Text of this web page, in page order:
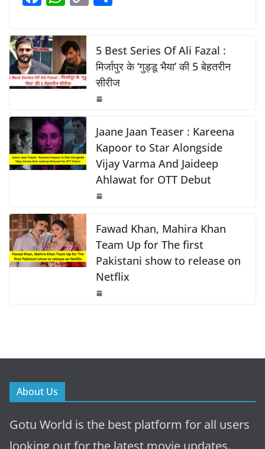
o
k
p k
c
e
b
o
o
k
at
s
A
p
p
y
Li
n
k
e
5 Best Series Of Ali Fazal :
मिर्जापुर के ‘गुड्डू भैया’ की 5 बेहतरीन
सीरीज
Jaane Jaan Teaser : Kareena
Kapoor to Star Alongside
Vijay Varma And Jaideep
Ahlawat for OTT Debut
Fawad Khan, Mahira Khan
Team Up for The first
Pakistani show to release on
Netflix
About Us
Gotu World is the best platform for all users